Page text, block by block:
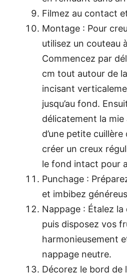
Filmez au contact
Montage : Pour
utilisez un couteau
Commencez par
cm tout autour de
incisant
jusqu’au fond.
délicatement la mie
d’une petite
créer un creux
le fond intact pour
Punchage :
et imbibez
Nappage : Étalez
puis disposez vos
harmonieusement
nappage neutre.
Décorez le bord de